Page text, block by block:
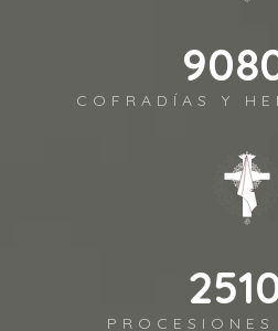
COFRADÍAS Y